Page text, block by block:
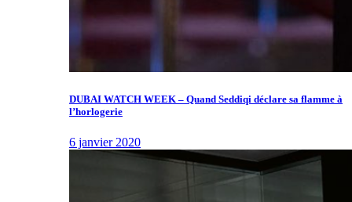
DUBAI WATCH WEEK – Quand Seddiqi déclare sa flamme à
l’horlogerie
6 janvier 2020